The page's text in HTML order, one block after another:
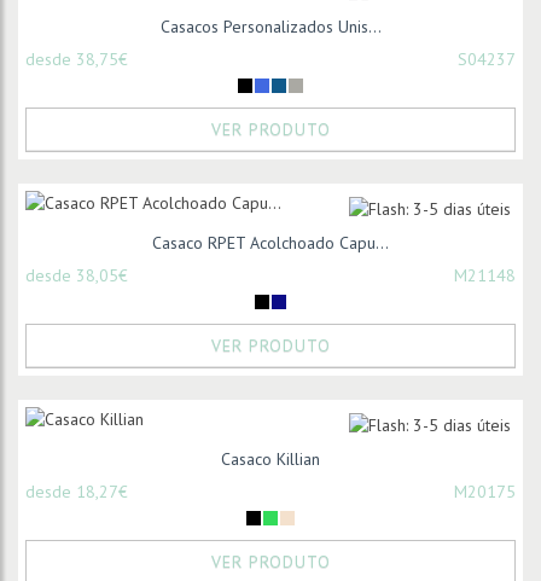
Casacos Personalizados Unis...
desde 38,75€
S04237
VER PRODUTO
Casaco RPET Acolchoado Capu...
desde 38,05€
M21148
VER PRODUTO
Casaco Killian
desde 18,27€
M20175
VER PRODUTO